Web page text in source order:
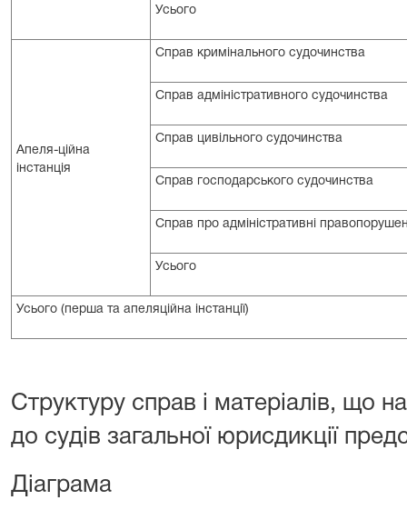
Усього
Апеля-ційна
інстанція
Справ кримінального судочинства
Справ адміністративного судочинства
Справ цивільного судочинства
Справ господарського судочинства
Справ про адміністративні
Усього
Усього (перша та апеляційна інстанції)
Структуру справ і матеріалів, що
до судів загальної юрисдикції
Діаграма